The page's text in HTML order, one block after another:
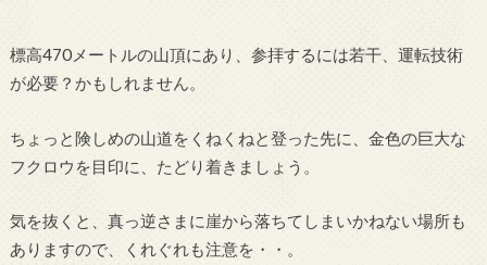
標高470メートルの山頂にあり、参拝するには若干、運転技術
が必要？かもしれません。
ちょっと険しめの山道をくねくねと登った先に、金色の巨大な
フクロウを目印に、たどり着きましょう。
気を抜くと、真っ逆さまに崖から落ちてしまいかねない場所も
ありますので、くれぐれも注意を・・。